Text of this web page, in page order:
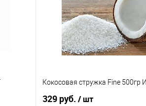
Кокосовая стружка Fine 500гр
329 руб. / шт